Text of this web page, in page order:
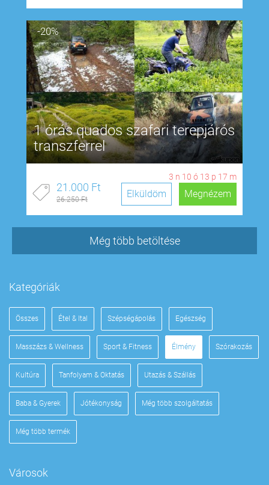
-20%
1 órás quados szafari terepjárós
transzferrel
3 n 10 ó 13 p 17 m
21.000 Ft
26.250 Ft Megnézem
Elküldöm
Még több betöltése
Kategóriák
Összes Étel & Ital Szépségápolás Egészség
Masszázs & Wellness Sport & Fitness Élmény Szórakozás
Kultúra Tanfolyam & Oktatás Utazás & Szállás
Baba & Gyerek Jótékonyság Még több szolgáltatás
Még több termék
Városok